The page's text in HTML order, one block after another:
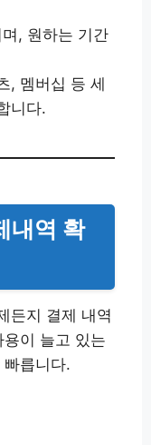
, 원하는 기간
, 멤버십 등 세
니다.
내역 확
든지 결제 내역
이 늘고 있는
릅니다.